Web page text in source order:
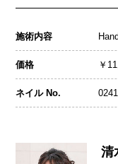
施術内容
価格 ￥
ネイル No. 0241
清